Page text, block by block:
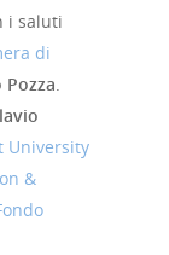
i saluti
di
Pozza.
University
&